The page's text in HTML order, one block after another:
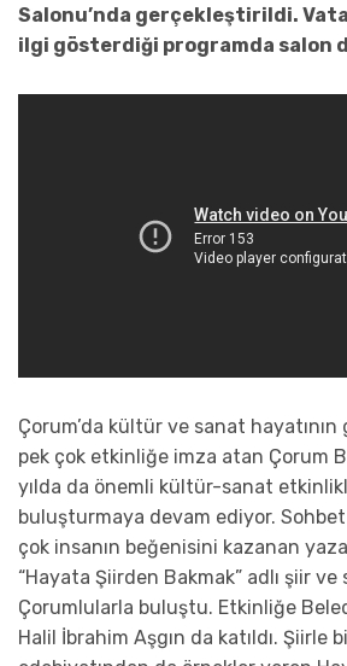
Salonu’nda gerçekleştirildi.
ilgi gösterdiği programda salon
Çorum’da kültür ve sanat
pek çok etkinliğe imza atan Çorum
yılda da önemli kültür-sanat
buluşturmaya devam ediyor.
çok insanın beğenisini kazanan
“Hayata Şiirden Bakmak” adlı şiir ve
Çorumlularla buluştu. Etkinliğe
Halil İbrahim Aşgın da katıldı. Şiirle